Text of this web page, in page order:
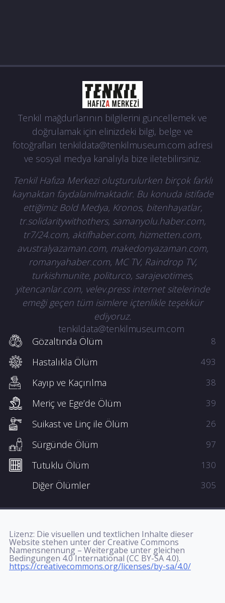
Tenkil mağdurlarının bilgilerini güncellemek ve
doğrulamak için elinizdeki bilgi, belge ve
fotoğrafları tenkildata@tenkilmuseum.com adresi
ve sosyal medya kanalıyla bize iletebilirsiniz.
Tenkil Hafıza Merkezi oluşturulurken birçok farklı
kaynaktan faydalanılmaktadır. Bu konuda istifade
ettiğimiz Bold Medya, Kronos, bitenhayatlar,
tr.solidaritywithothers, samanyolu.haber.com,
tr7/24.com, aktifhaber.com, hizmetten.com,
avustralyazaman.com, makedonyazaman.com,
romanyahaber.com, MC TV, Raindrop TV,
turkishmunite, politurco, sarajevotimes,
yitencanlar.com, velev.press internet sitelerinde
emeği geçen tüm isimlere içtenlikle teşekkür
ediyoruz.
tenkildata@tenkilmuseum.com
Gözaltında Ölüm
8
Hastalıkla Ölüm 493
Kayıp ve Kaçırılma 38
Meriç ve Ege’de Ölüm 39
Suikast ve Linç ile Ölüm 26
Sürgünde Ölüm 97
Tutuklu Ölüm 130
Diğer Ölümler 305
Lizenz: Die visuellen und textlichen Inhalte dieser
Website stehen unter der Creative Commons
Namensnennung – Weitergabe unter gleichen
Bedingungen 4.0 International (CC BY-SA 4.0).
https://creativecommons.org/licenses/by-sa/4.0/